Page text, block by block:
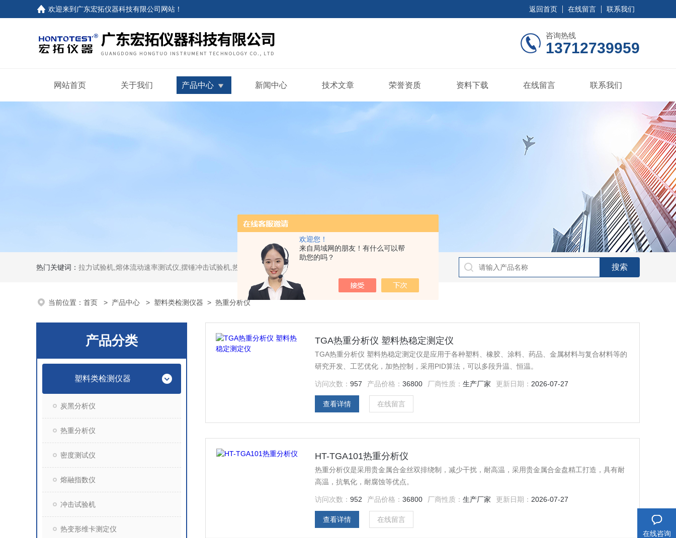
欢迎您！
来自局域网的朋友！有什么可以帮
助您的吗？
欢迎来到 广东宏拓仪器科技有限公司网站 ！ 返回首页 在线留言 联系我们
咨询热线
13712739959
网站首页 关于我们 产品中心 新闻中心 技术文章 荣誉资质 资料下载 在线留言 联系我们
热门关键词： 拉力试验机,熔体流动速率测试仪,摆锤冲击试验机,热变形维卡试验机,密度测试仪,水平垂直燃烧试验机,针焰试验机,恒温恒湿试验机,UV紫外线老化试验机,DSC差示扫描量热仪
当前位置： 首页 > 产品中心 > 塑料类检测仪器 > 热重分析仪
产品分类
塑料类检测仪器
炭黑分析仪
热重分析仪
密度测试仪
熔融指数仪
冲击试验机
热变形维卡测定仪
TGA热重分析仪 塑料热稳定测定仪
TGA热重分析仪 塑料热稳定测定仪是应用于各种塑料、橡胶、涂料、药品、金属材料与复合材料等的
研究开发、工艺优化，加热控制，采用PID算法，可以多段升温、恒温。
访问次数：957 产品价格：36800 厂商性质：生产厂家 更新日期： 2026-07-27
查看详情 在线留言
HT-TGA101热重分析仪
热重分析仪是采用贵金属合金丝双排绕制，减少干扰，耐高温，采用贵金属合金盘精工打造，具有耐
高温，抗氧化，耐腐蚀等优点。
访问次数：952 产品价格：36800 厂商性质：生产厂家 更新日期： 2026-07-27
查看详情 在线留言
在线咨询